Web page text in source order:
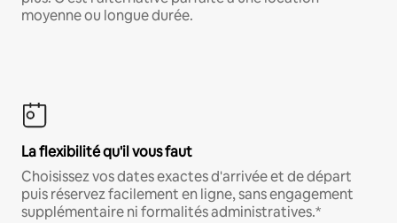
moyenne ou longue durée.
La flexibilité qu'il vous faut
Choisissez vos dates exactes d'arrivée et de départ
puis réservez facilement en ligne, sans engagement
supplémentaire ni formalités administratives.*